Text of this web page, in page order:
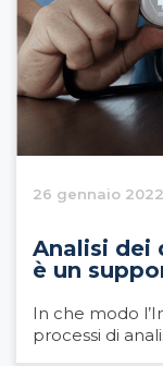
26 gennaio
Analisi dei
è un
In che modo
processi di